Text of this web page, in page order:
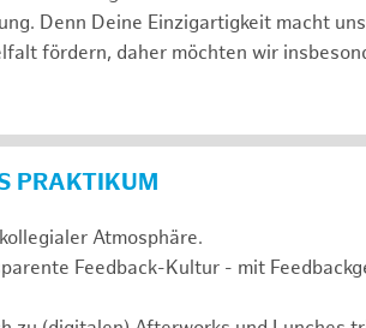
Denn Deine Einzigartigkeit macht
fördern, daher möchten wir
PRAKTIKUM
Atmosphäre.
Feedback-Kultur - mit